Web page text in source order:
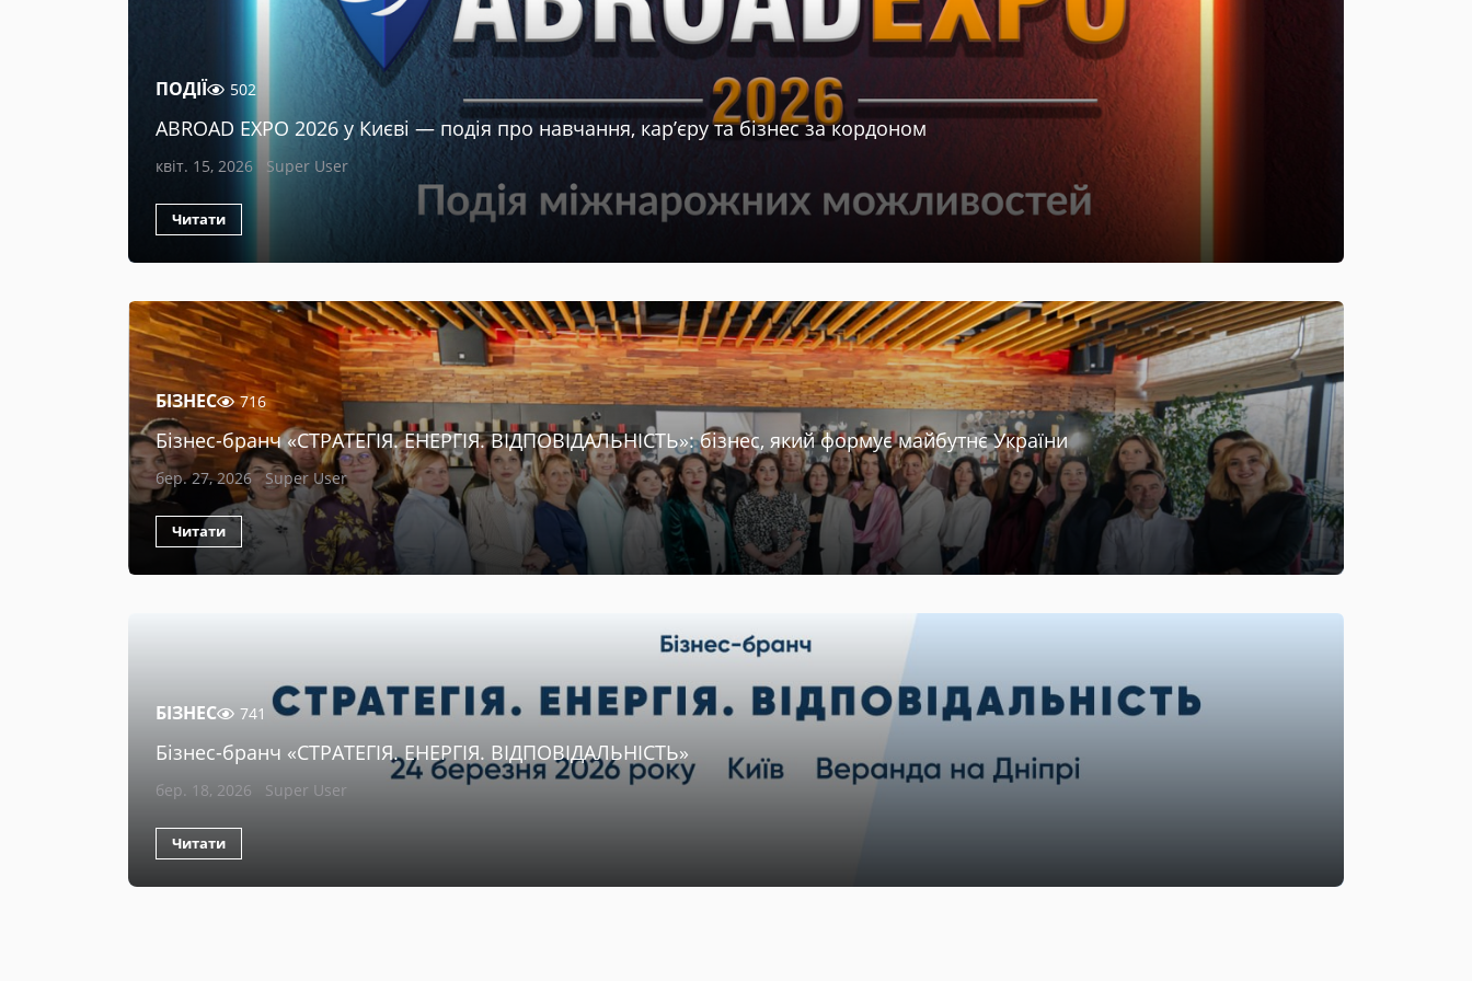
ПОДІЇ 502
ABROAD EXPO 2026 у Києві — подія про навчання, кар’єру та бізнес за кордоном
квіт. 15, 2026 Super User
Читати
БІЗНЕС 716
Бізнес-бранч «СТРАТЕГІЯ. ЕНЕРГІЯ. ВІДПОВІДАЛЬНІСТЬ»: бізнес, який формує майбутнє України
бер. 27, 2026 Super User
Читати
БІЗНЕС 741
Бізнес-бранч «СТРАТЕГІЯ. ЕНЕРГІЯ. ВІДПОВІДАЛЬНІСТЬ»
бер. 18, 2026 Super User
Читати